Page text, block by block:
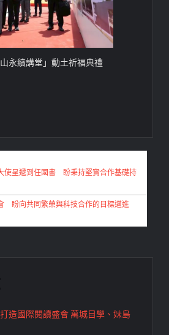
永續講堂」動土祈福典禮
使呈遞到任國書 盼秉持堅實合作基礎持
盼向共同繁榮與科技合作的目標邁進
造國際閱讀盛會 萬城目學、妹島